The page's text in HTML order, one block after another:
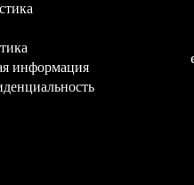
информация